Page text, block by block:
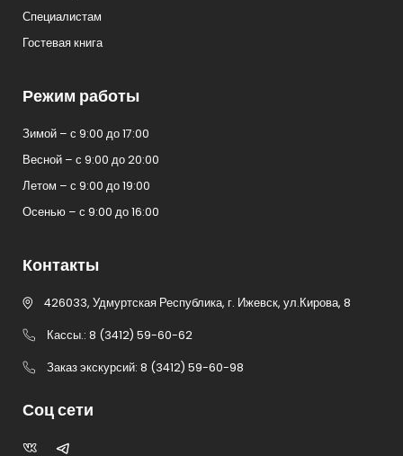
Специалистам
Гостевая книга
Режим работы
Зимой – с 9:00 до 17:00
Весной – с 9:00 до 20:00
Летом – с 9:00 до 19:00
Осенью – с 9:00 до 16:00
Контакты
426033, Удмуртская Республика, г. Ижевск, ул.Кирова, 8
Кассы.: 8 (3412) 59-60-62
Заказ экскурсий: 8 (3412) 59-60-98
Соц сети